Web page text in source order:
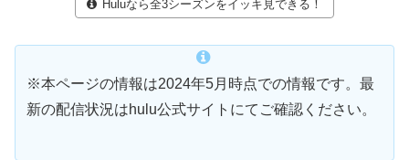
Huluなら全3シーズンをイッキ見できる！
※本ページの情報は2024年5月時点での情報です。最
新の配信状況はhulu公式サイトにてご確認ください。